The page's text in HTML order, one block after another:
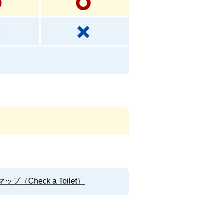
プ（Check a Toilet）